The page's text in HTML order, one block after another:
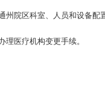
州院区科室、人员和设备配
理医疗机构变更手续。